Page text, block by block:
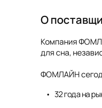
О
Компания
для сна,
ФОМЛАЙН
32 года на